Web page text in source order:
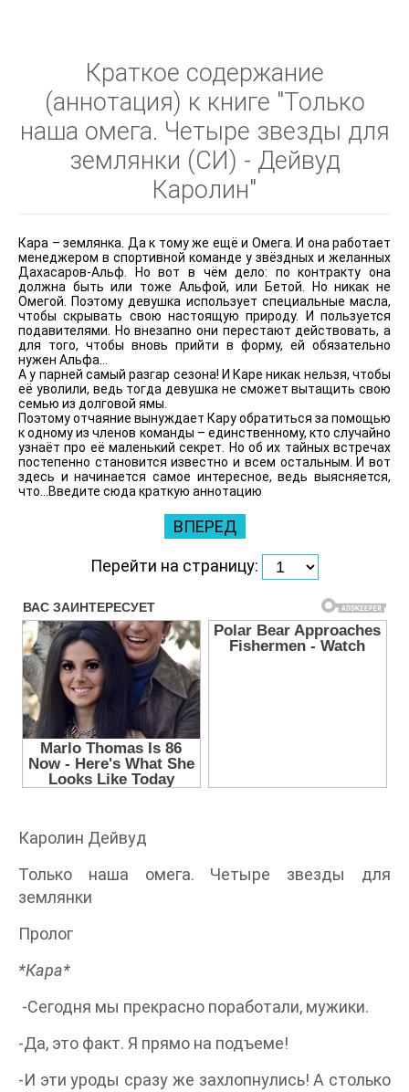
Краткое содержание
(аннотация) к книге "Только
наша омега. Четыре звезды для
землянки (СИ) - Дейвуд
Каролин"
Кара – землянка. Да к тому же ещё и Омега. И она работает
менеджером в спортивной команде у звёздных и желанных
Дахасаров-Альф. Но вот в чём дело: по контракту она
должна быть или тоже Альфой, или Бетой. Но никак не
Омегой. Поэтому девушка использует специальные масла,
чтобы скрывать свою настоящую природу. И пользуется
подавителями. Но внезапно они перестают действовать, а
для того, чтобы вновь прийти в форму, ей обязательно
нужен Альфа...
А у парней самый разгар сезона! И Каре никак нельзя, чтобы
её уволили, ведь тогда девушка не сможет вытащить свою
семью из долговой ямы.
Поэтому отчаяние вынуждает Кару обратиться за помощью
к одному из членов команды – единственному, кто случайно
узнаёт про её маленький секрет. Но об их тайных встречах
постепенно становится известно и всем остальным. И вот
здесь и начинается самое интересное, ведь выясняется,
что...Введите сюда краткую аннотацию
ВПЕРЕД
Перейти на страницу:
Каролин Дейвуд
Только наша омега. Четыре звезды для
землянки
Пролог
*Кара*
-Сегодня мы прекрасно поработали, мужики.
-Да, это факт. Я прямо на подъеме!
-И эти уроды сразу же захлопнулись! А столько